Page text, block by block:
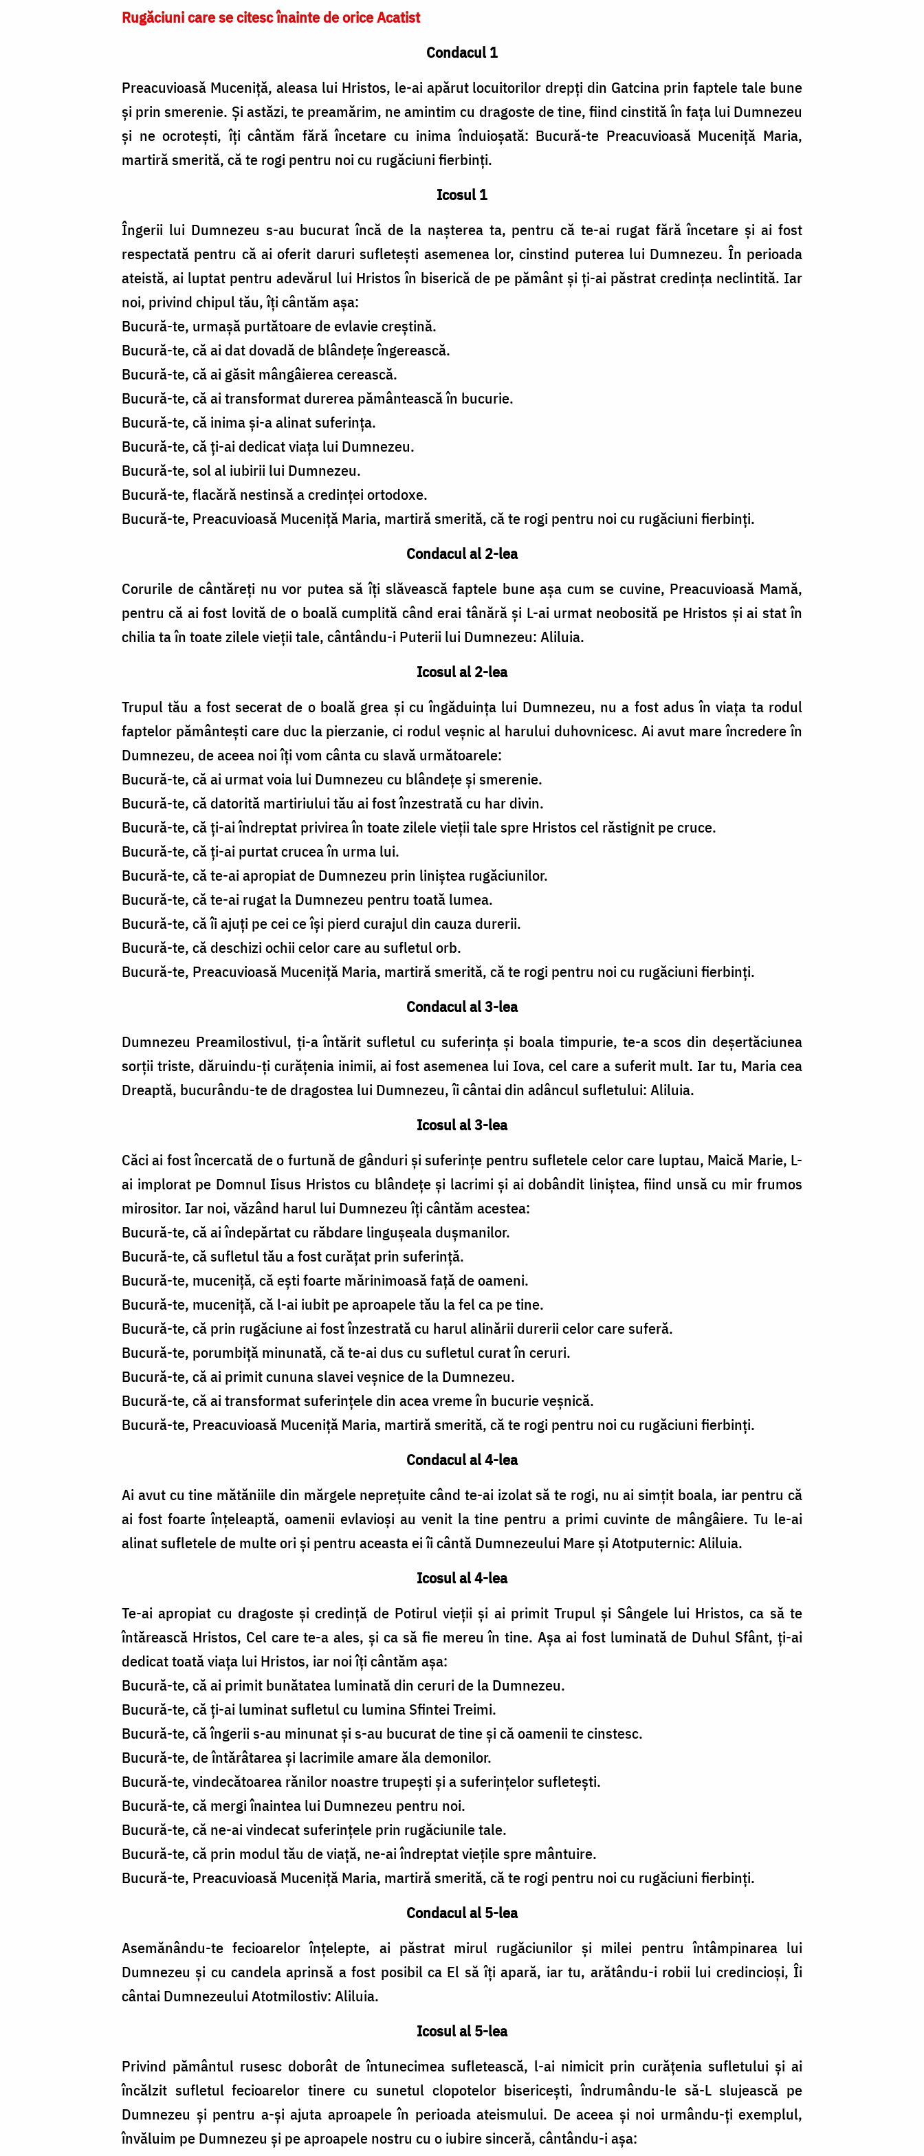
Rugăciuni care se citesc înainte de orice Acatist
Condacul 1
Preacuvioasă Muceniță, aleasa lui Hristos, le-ai apărut locuitorilor drepți din Gatcina prin faptele tale bune
și prin smerenie. Și astăzi, te preamărim, ne amintim cu dragoste de tine, fiind cinstită în fața lui Dumnezeu
și ne ocrotești, îți cântăm fără încetare cu inima înduioșată: Bucură-te Preacuvioasă Muceniță Maria,
martiră smerită, că te rogi pentru noi cu rugăciuni fierbinți.
Icosul 1
Îngerii lui Dumnezeu s-au bucurat încă de la nașterea ta, pentru că te-ai rugat fără încetare și ai fost
respectată pentru că ai oferit daruri sufletești asemenea lor, cinstind puterea lui Dumnezeu. În perioada
ateistă, ai luptat pentru adevărul lui Hristos în biserică de pe pământ și ți-ai păstrat credința neclintită. Iar
noi, privind chipul tău, îți cântăm așa:
Bucură-te, urmașă purtătoare de evlavie creștină.
Bucură-te, că ai dat dovadă de blândețe îngerească.
Bucură-te, că ai găsit mângâierea cerească.
Bucură-te, că ai transformat durerea pământească în bucurie.
Bucură-te, că inima și-a alinat suferința.
Bucură-te, că ți-ai dedicat viața lui Dumnezeu.
Bucură-te, sol al iubirii lui Dumnezeu.
Bucură-te, flacără nestinsă a credinței ortodoxe.
Bucură-te, Preacuvioasă Muceniță Maria, martiră smerită, că te rogi pentru noi cu rugăciuni fierbinți.
Condacul al 2-lea
Corurile de cântăreți nu vor putea să îți slăvească faptele bune așa cum se cuvine, Preacuvioasă Mamă,
pentru că ai fost lovită de o boală cumplită când erai tânără și L-ai urmat neobosită pe Hristos și ai stat în
chilia ta în toate zilele vieții tale, cântându-i Puterii lui Dumnezeu: Aliluia.
Icosul al 2-lea
Trupul tău a fost secerat de o boală grea și cu îngăduința lui Dumnezeu, nu a fost adus în viața ta rodul
faptelor pământești care duc la pierzanie, ci rodul veșnic al harului duhovnicesc. Ai avut mare încredere în
Dumnezeu, de aceea noi îți vom cânta cu slavă următoarele:
Bucură-te, că ai urmat voia lui Dumnezeu cu blândețe și smerenie.
Bucură-te, că datorită martiriului tău ai fost înzestrată cu har divin.
Bucură-te, că ți-ai îndreptat privirea în toate zilele vieții tale spre Hristos cel răstignit pe cruce.
Bucură-te, că ți-ai purtat crucea în urma lui.
Bucură-te, că te-ai apropiat de Dumnezeu prin liniștea rugăciunilor.
Bucură-te, că te-ai rugat la Dumnezeu pentru toată lumea.
Bucură-te, că îi ajuți pe cei ce își pierd curajul din cauza durerii.
Bucură-te, că deschizi ochii celor care au sufletul orb.
Bucură-te, Preacuvioasă Muceniță Maria, martiră smerită, că te rogi pentru noi cu rugăciuni fierbinți.
Condacul al 3-lea
Dumnezeu Preamilostivul, ți-a întărit sufletul cu suferința și boala timpurie, te-a scos din deșertăciunea
sorții triste, dăruindu-ți curățenia inimii, ai fost asemenea lui Iova, cel care a suferit mult. Iar tu, Maria cea
Dreaptă, bucurându-te de dragostea lui Dumnezeu, îi cântai din adâncul sufletului: Aliluia.
Icosul al 3-lea
Căci ai fost încercată de o furtună de gânduri și suferințe pentru sufletele celor care luptau, Maică Marie, L-
ai implorat pe Domnul Iisus Hristos cu blândețe și lacrimi și ai dobândit liniștea, fiind unsă cu mir frumos
mirositor. Iar noi, văzând harul lui Dumnezeu îți cântăm acestea:
Bucură-te, că ai îndepărtat cu răbdare lingușeala dușmanilor.
Bucură-te, că sufletul tău a fost curățat prin suferință.
Bucură-te, muceniță, că ești foarte mărinimoasă față de oameni.
Bucură-te, muceniță, că l-ai iubit pe aproapele tău la fel ca pe tine.
Bucură-te, că prin rugăciune ai fost înzestrată cu harul alinării durerii celor care suferă.
Bucură-te, porumbiță minunată, că te-ai dus cu sufletul curat în ceruri.
Bucură-te, că ai primit cununa slavei veșnice de la Dumnezeu.
Bucură-te, că ai transformat suferințele din acea vreme în bucurie veșnică.
Bucură-te, Preacuvioasă Muceniță Maria, martiră smerită, că te rogi pentru noi cu rugăciuni fierbinți.
Condacul al 4-lea
Ai avut cu tine mătăniile din mărgele neprețuite când te-ai izolat să te rogi, nu ai simțit boala, iar pentru că
ai fost foarte înțeleaptă, oamenii evlavioși au venit la tine pentru a primi cuvinte de mângâiere. Tu le-ai
alinat sufletele de multe ori și pentru aceasta ei îi cântă Dumnezeului Mare și Atotputernic: Aliluia.
Icosul al 4-lea
Te-ai apropiat cu dragoste și credință de Potirul vieții și ai primit Trupul și Sângele lui Hristos, ca să te
întărească Hristos, Cel care te-a ales, și ca să fie mereu în tine. Așa ai fost luminată de Duhul Sfânt, ți-ai
dedicat toată viața lui Hristos, iar noi îți cântăm așa:
Bucură-te, că ai primit bunătatea luminată din ceruri de la Dumnezeu.
Bucură-te, că ți-ai luminat sufletul cu lumina Sfintei Treimi.
Bucură-te, că îngerii s-au minunat și s-au bucurat de tine și că oamenii te cinstesc.
Bucură-te, de întărâtarea și lacrimile amare ăla demonilor.
Bucură-te, vindecătoarea rănilor noastre trupești și a suferințelor sufletești.
Bucură-te, că mergi înaintea lui Dumnezeu pentru noi.
Bucură-te, că ne-ai vindecat suferințele prin rugăciunile tale.
Bucură-te, că prin modul tău de viață, ne-ai îndreptat viețile spre mântuire.
Bucură-te, Preacuvioasă Muceniță Maria, martiră smerită, că te rogi pentru noi cu rugăciuni fierbinți.
Condacul al 5-lea
Asemănându-te fecioarelor înțelepte, ai păstrat mirul rugăciunilor și milei pentru întâmpinarea lui
Dumnezeu și cu candela aprinsă a fost posibil ca El să îți apară, iar tu, arătându-i robii lui credincioși, Îi
cântai Dumnezeului Atotmilostiv: Aliluia.
Icosul al 5-lea
Privind pământul rusesc doborât de întunecimea sufletească, l-ai nimicit prin curățenia sufletului și ai
încălzit sufletul fecioarelor tinere cu sunetul clopotelor bisericești, îndrumându-le să-L slujească pe
Dumnezeu și pentru a-și ajuta aproapele în perioada ateismului. De aceea și noi urmându-ți exemplul,
învăluim pe Dumnezeu și pe aproapele nostru cu o iubire sinceră, cântându-i așa: